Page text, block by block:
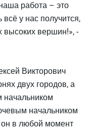
работа – это
всё у нас получится,
вершин!», -
Викторович
двух городов, а
начальником
начальником
он в любой момент